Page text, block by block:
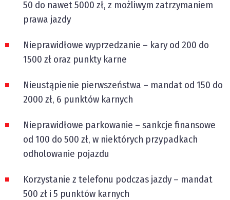
50 do nawet 5000 zł, z możliwym zatrzymaniem
prawa jazdy
Nieprawidłowe wyprzedzanie – kary od 200 do
1500 zł oraz punkty karne
Nieustąpienie pierwszeństwa – mandat od 150 do
2000 zł, 6 punktów karnych
Nieprawidłowe parkowanie – sankcje finansowe
od 100 do 500 zł, w niektórych przypadkach
odholowanie pojazdu
Korzystanie z telefonu podczas jazdy – mandat
500 zł i 5 punktów karnych